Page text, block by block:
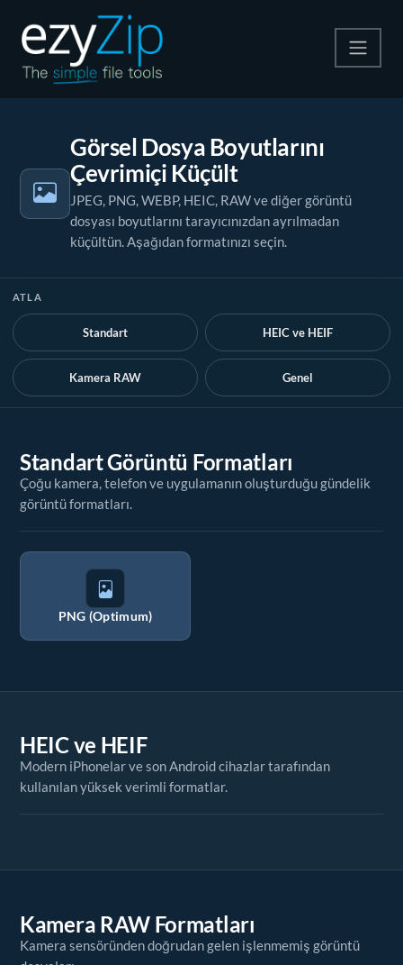
Dönüştürücü
Diğer Araçlar
Görsel Dosya Boyutlarını
Çevrimiçi Küçült
JPEG, PNG, WEBP, HEIC, RAW ve diğer görüntü
dosyası boyutlarını tarayıcınızdan ayrılmadan
küçültün. Aşağıdan formatınızı seçin.
ATLA
Standart HEIC ve HEIF
Kamera RAW Genel
Standart Görüntü Formatları
Çoğu kamera, telefon ve uygulamanın oluşturduğu gündelik
görüntü formatları.
PNG (Optimum)
HEIC ve HEIF
Modern iPhonelar ve son Android cihazlar tarafından
kullanılan yüksek verimli formatlar.
Kamera RAW Formatları
Kamera sensöründen doğrudan gelen işlenmemiş görüntü